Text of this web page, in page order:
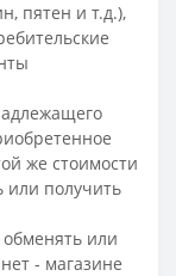
пятен и т.д.),
же стоимости
или получить
или
- магазине